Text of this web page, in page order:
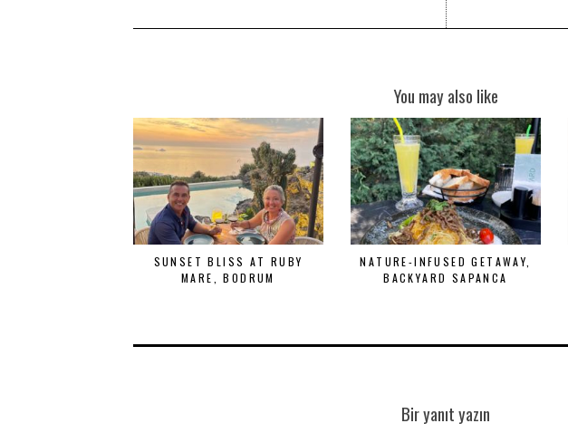
You may also like
SUNSET BLISS AT RUBY
MARE, BODRUM
NATURE-INFUSED GETAWAY,
BACKYARD SAPANCA
Bir yanıt yazın